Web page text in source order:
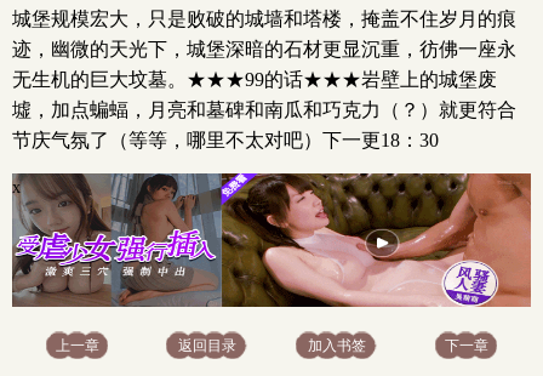
城堡规模宏大，只是败破的城墙和塔楼，掩盖不住岁月的痕
迹，幽微的天光下，城堡深暗的石材更显沉重，彷佛一座永
无生机的巨大坟墓。★★★99的话★★★岩壁上的城堡废
墟，加点蝙蝠，月亮和墓碑和南瓜和巧克力（？）就更符合
节庆气氛了（等等，哪里不太对吧）下一更18：30
x
上一章 返回目录 加入书签 下一章